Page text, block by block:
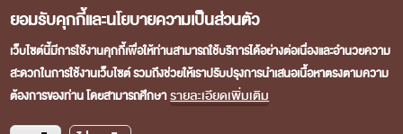
Compliance Audit
Performance Audit
Fiscal & Financial Discipline Assessment
Visitors No :
Copyright © 2026 State Audit Office of the Kingdom of
ยอมรับคุกกี้และนโยบายความเป็นส่วนตัว
เว็บไซต์นี้มีการใช้งานคุกกี้เพื่อให้ท่านสามารถใช้บริการได้อย่างต่อเนื่องและอำนวยความ
สะดวกในการใช้งานเว็บไซต์ รวมถึงช่วยให้เราปรับปรุงการนำเสนอเนื้อหาตรงตามความ
ต้องการของท่าน โดยสามารถศึกษา รายละเอียดเพิ่มเติม